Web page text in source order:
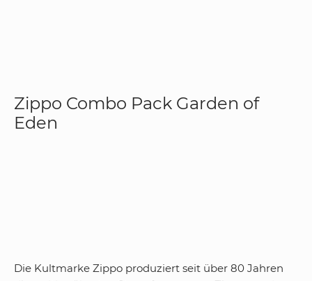
Zippo Combo Pack Garden of
Eden
Die Kultmarke Zippo produziert seit über 80 Jahren